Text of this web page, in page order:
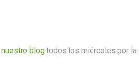
nuestro blog todos los miércoles por la